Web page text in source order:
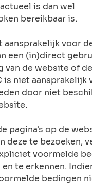
is dan wel
bereikbaar is.
aansprakelijk voor
een (in)direct
van de website of
is niet aansprakelijk
door niet
pagina's op de
deze te bezoeken,
voormelde
en te erkennen.
bedingen